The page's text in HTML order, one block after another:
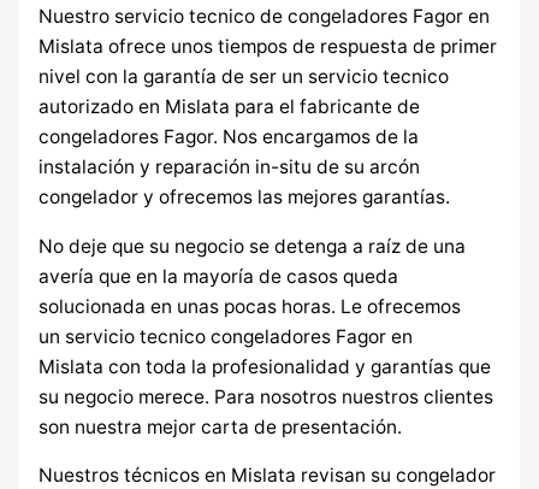
Nuestro servicio tecnico de congeladores Fagor en
Mislata ofrece unos tiempos de respuesta de primer
nivel con la garantía de ser un servicio tecnico
autorizado en Mislata para el fabricante de
congeladores Fagor. Nos encargamos de la
instalación y reparación in-situ de su arcón
congelador y ofrecemos las mejores garantías.
No deje que su negocio se detenga a raíz de una
avería que en la mayoría de casos queda
solucionada en unas pocas horas. Le ofrecemos
un servicio tecnico congeladores Fagor en
Mislata con toda la profesionalidad y garantías que
su negocio merece. Para nosotros nuestros clientes
son nuestra mejor carta de presentación.
Nuestros técnicos en Mislata revisan su congelador